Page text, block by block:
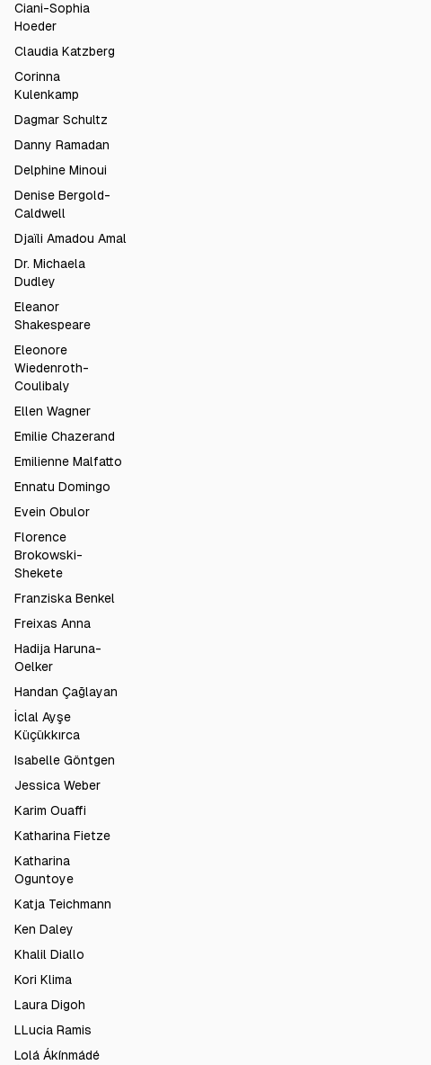
Ciani-Sophia
Hoeder
Claudia Katzberg
Corinna
Kulenkamp
Dagmar Schultz
Danny Ramadan
Delphine Minoui
Denise Bergold-
Caldwell
Djaïli Amadou Amal
Dr. Michaela
Dudley
Eleanor
Shakespeare
Eleonore
Wiedenroth-
Coulibaly
Ellen Wagner
Emilie Chazerand
Emilienne Malfatto
Ennatu Domingo
Evein Obulor
Florence
Brokowski-
Shekete
Franziska Benkel
Freixas Anna
Hadija Haruna-
Oelker
Handan Çağlayan
İclal Ayşe
Küçükkırca
Isabelle Göntgen
Jessica Weber
Karim Ouaffi
Katharina Fietze
Katharina
Oguntoye
Katja Teichmann
Ken Daley
Khalil Diallo
Kori Klima
Laura Digoh
LLucia Ramis
Lolá Ákínmádé